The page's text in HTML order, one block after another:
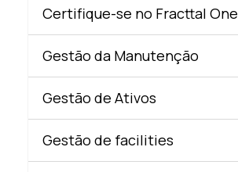
Certifique-se no Fracttal One
Gestão da Manutenção
Gestão de Ativos
Gestão de facilities